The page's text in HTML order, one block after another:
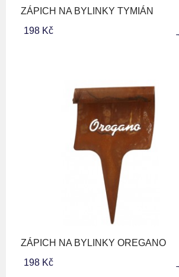
ZÁPICH NA BYLINKY TYMIÁN
198 Kč
ZÁPICH NA BYLINKY OREGANO
198 Kč